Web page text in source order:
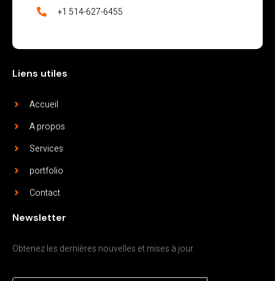
+1 514-627-6455
Liens utiles
Accueil
A propos
Services
portfolio
Contact
Newsletter
Obtenez les dernières nouvelles et mises à jour.